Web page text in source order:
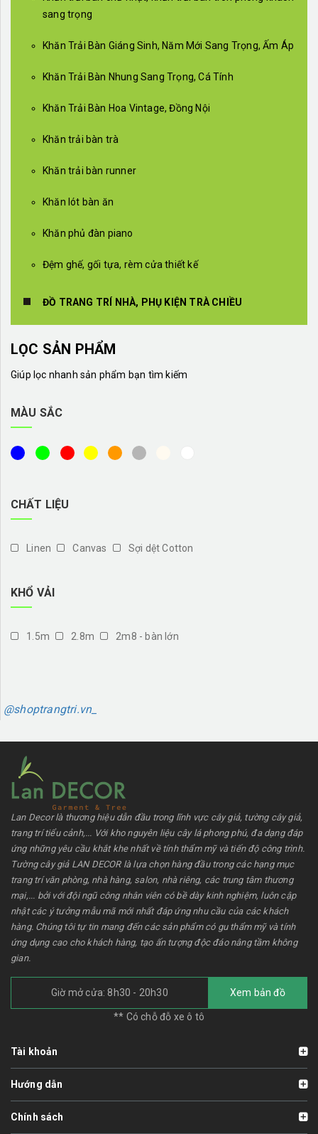
sang trọng
Khăn Trải Bàn Giáng Sinh, Năm Mới Sang Trọng, Ấm Áp
Khăn Trải Bàn Nhung Sang Trọng, Cá Tính
Khăn Trải Bàn Hoa Vintage, Đồng Nội
Khăn trải bàn trà
Khăn trải bàn runner
Khăn lót bàn ăn
Khăn phủ đàn piano
Đệm ghế, gối tựa, rèm cửa thiết kế
ĐỒ TRANG TRÍ NHÀ, PHỤ KIỆN TRÀ CHIỀU
LỌC SẢN PHẨM
Giúp lọc nhanh sản phẩm bạn tìm kiếm
MÀU SẮC
CHẤT LIỆU
Linen Canvas Sợi dệt Cotton
KHỔ VẢI
1.5m 2.8m 2m8 - bàn lớn
@shoptrangtri.vn_
Lan Decor là thương hiệu dẫn đầu trong lĩnh vực cây giả, tường cây giả,
trang trí tiểu cảnh,... Với kho nguyên liệu cây lá phong phú, đa dạng đáp
ứng những yêu cầu khắt khe nhất về tính thẩm mỹ và tiến độ công trình.
Tường cây giả LAN DECOR là lựa chọn hàng đầu trong các hạng mục
trang trí văn phòng, nhà hàng, salon, nhà riêng, các trung tâm thương
mại,... bởi với đội ngũ công nhân viên có bề dày kinh nghiệm, luôn cập
nhật các ý tưởng mẫu mã mới nhất đáp ứng nhu cầu của các khách
hàng. Chúng tôi tự tin mang đến các sản phẩm có gu thẩm mỹ và tính
ứng dụng cao cho khách hàng, tạo ấn tượng độc đáo nâng tầm không
gian.
Giờ mở cửa: 8h30 - 20h30 Xem bản đồ
** Có chỗ đỗ xe ô tô
Tài khoản
Hướng dẫn
Chính sách